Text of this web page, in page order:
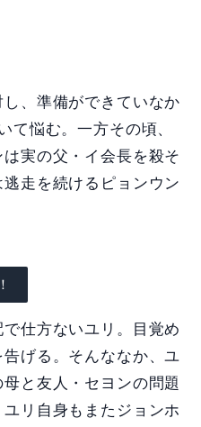
、準備ができていなか
て悩む。一方その頃、
実の父・イ会長を殺そ
走を続けるピョンウン
仕方ないユリ。目覚め
げる。そんななか、ユ
と友人・セヨンの問題
リ自身もまたジョンホ